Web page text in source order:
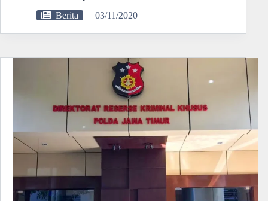
Berita
03/11/2020